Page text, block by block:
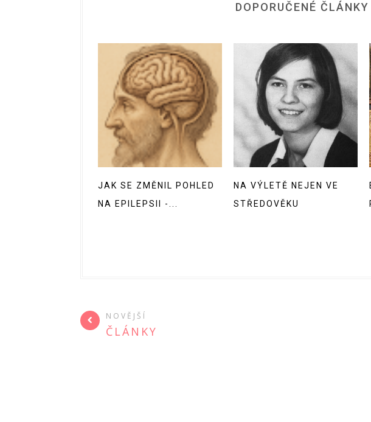
DOPORUČENÉ ČLÁNKY
JAK SE ZMĚNIL POHLED
NA EPILEPSII -...
NA VÝLETĚ NEJEN VE
STŘEDOVĚKU
NOVĚJŠÍ
ČLÁNKY